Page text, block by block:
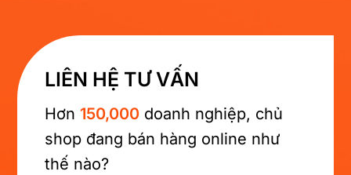
LIÊN HỆ TƯ VẤN
Hơn 150,000 doanh nghiệp, chủ
shop đang bán hàng online như
thế nào?